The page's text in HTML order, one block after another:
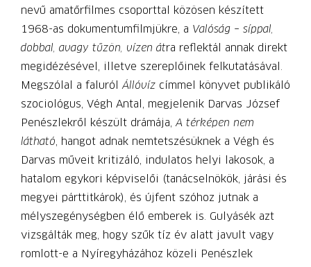
nevű amatőrfilmes csoporttal közösen készített
1968-as dokumentumfilmjükre, a Valóság – síppal,
dobbal, avagy tűzön, vízen átra reflektál annak direkt
megidé­zésével, illetve szereplőinek felkutatásával.
Megszólal a falurólÁllóvíz címmel könyvet publikáló
szociológus, Végh Antal, megjelenik Darvas József
Penészlekről készült drámája,A térképen nem
látható, hangot adnak nemtetszésüknek a Végh és
Darvas műveit kritizáló, indulatos helyi lakosok, a
hatalom egykori képviselői (tanácselnökök, járási és
megyei párttitkárok), és újfent szóhoz jutnak a
mélyszegénységben élő emberek is. Gulyásék azt
vizsgálták meg, hogy szűk tíz év alatt javult vagy
romlott-e a Nyíregyházához közeli Penészlek